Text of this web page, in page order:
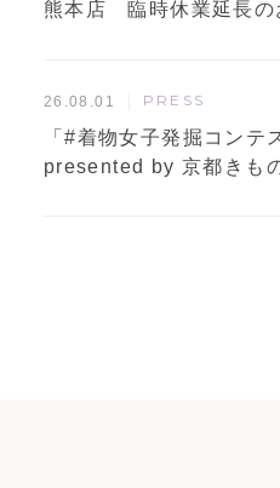
熊本店 臨時休業延長の
26.08.01 PRESS
「#着物女子発掘コンテ
presented by 京都きも